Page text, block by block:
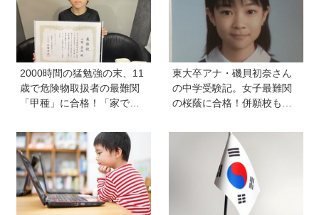
2000時間の猛勉強の末、11
歳で危険物取扱者の最難関
「甲種」に合格！「家で両
もやらなきゃと思った」
東大卒アナ・磯貝初奈さん
の中学受験記。女子最難関
の桜蔭に合格！併願校も魅
声かけは「睡眠が何より大
事」「勉強イヤならしなく
ていいよ」